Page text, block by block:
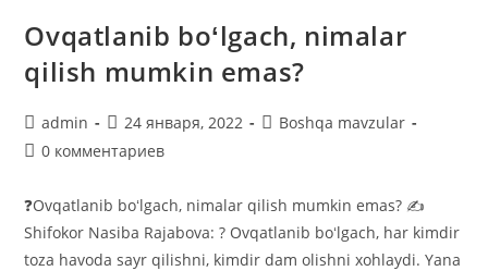
Ovqatlanib boʻlgach, nimalar
qilish mumkin emas?
Автор
записи:
admin
Запись
опубликована:
24 января, 2022
Рубрика
Boshqa mavzular
Комментарии
записи:
0 комментариев
❓Ovqatlanib boʻlgach, nimalar qilish mumkin emas? ✍️
Shifokor Nasiba Rajabova: ? Ovqatlanib boʻlgach, har kimdir
toza havoda sayr qilishni, kimdir dam olishni xohlaydi. Yana